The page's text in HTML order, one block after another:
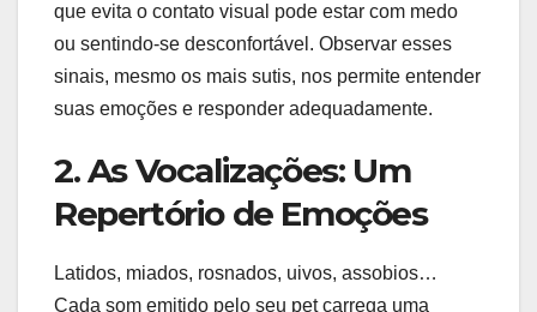
que evita o contato visual pode estar com medo
ou sentindo-se desconfortável. Observar esses
sinais, mesmo os mais sutis, nos permite entender
suas emoções e responder adequadamente.
2. As Vocalizações: Um
Repertório de Emoções
Latidos, miados, rosnados, uivos, assobios…
Cada som emitido pelo seu pet carrega uma